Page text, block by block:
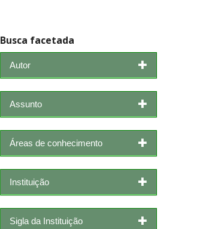
Busca facetada
Autor
Assunto
Áreas de conhecimento
Instituição
Sigla da Instituição